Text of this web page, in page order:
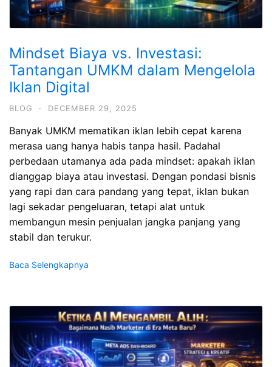
Mindset Biaya vs. Investasi:
Tantangan UMKM dalam Mengelola
Iklan Digital
BLOG · DECEMBER 29, 2025
Banyak UMKM mematikan iklan lebih cepat karena
merasa uang hanya habis tanpa hasil. Padahal
perbedaan utamanya ada pada mindset: apakah iklan
dianggap biaya atau investasi. Dengan pondasi bisnis
yang rapi dan cara pandang yang tepat, iklan bukan
lagi sekadar pengeluaran, tetapi alat untuk
membangun mesin penjualan jangka panjang yang
stabil dan terukur.
Baca Selengkapnya